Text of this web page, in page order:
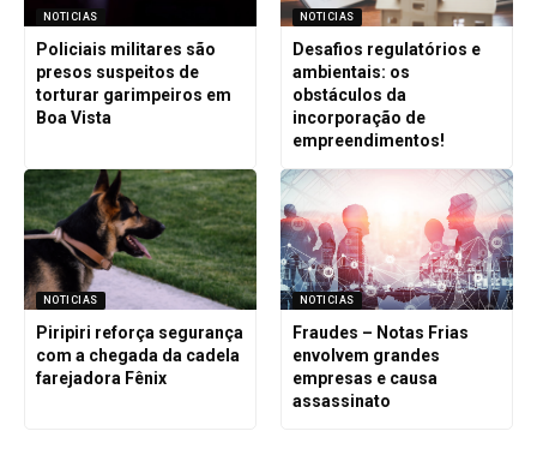
NOTICIAS
Policiais militares são
presos suspeitos de
torturar garimpeiros em
Boa Vista
NOTICIAS
Desafios regulatórios e
ambientais: os
obstáculos da
incorporação de
empreendimentos!
NOTICIAS
Piripiri reforça segurança
com a chegada da cadela
farejadora Fênix
NOTICIAS
Fraudes – Notas Frias
envolvem grandes
empresas e causa
assassinato